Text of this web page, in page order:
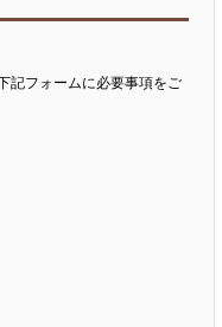
記フォームに必要事項をご